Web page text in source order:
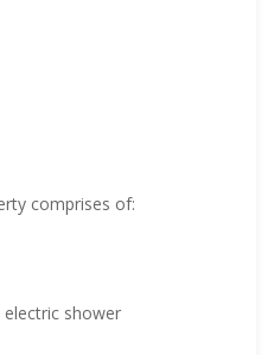
comprises of:
shower